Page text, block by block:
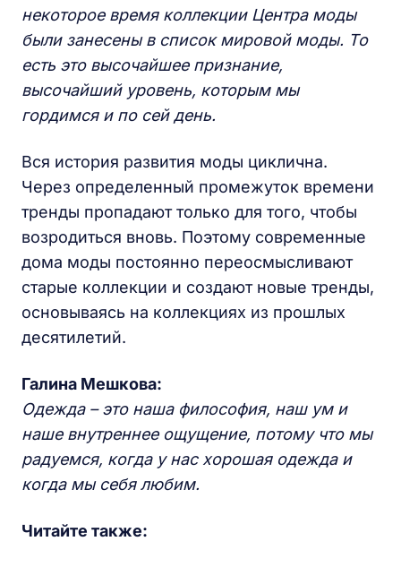
некоторое время коллекции Центра моды
были занесены в список мировой моды. То
есть это высочайшее признание,
высочайший уровень, которым мы
гордимся и по сей день.
Вся история развития моды циклична.
Через определенный промежуток времени
тренды пропадают только для того, чтобы
возродиться вновь. Поэтому современные
дома моды постоянно переосмысливают
старые коллекции и создают новые тренды,
основываясь на коллекциях из прошлых
десятилетий.
Галина Мешкова:
Одежда – это наша философия, наш ум и
наше внутреннее ощущение, потому что мы
радуемся, когда у нас хорошая одежда и
когда мы себя любим.
Читайте также: